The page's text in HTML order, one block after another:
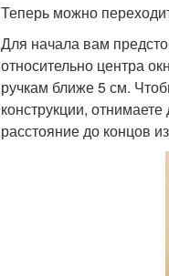
Теперь можно
Для начала вам
относительно центра
ручкам ближе 5 см.
конструкции,
расстояние до концов